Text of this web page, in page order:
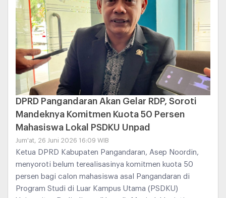
DPRD Pangandaran Akan Gelar RDP, Soroti
Mandeknya Komitmen Kuota 50 Persen
Mahasiswa Lokal PSDKU Unpad
Jum'at, 26 Juni 2026 16:09 WIB
Ketua DPRD Kabupaten Pangandaran, Asep Noordin,
menyoroti belum terealisasinya komitmen kuota 50
persen bagi calon mahasiswa asal Pangandaran di
Program Studi di Luar Kampus Utama (PSDKU)